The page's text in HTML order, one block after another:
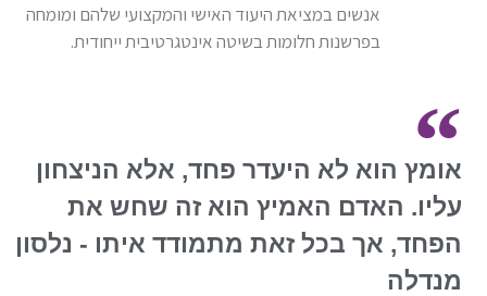
אנשים במציאת היעוד האישי והמקצועי שלהם ומומחה
בפרשנות חלומות בשיטה אינטגרטיבית ייחודית.
אומץ הוא לא היעדר פחד, אלא הניצחון
עליו. האדם האמיץ הוא זה שחש את
הפחד, אך בכל זאת מתמודד איתו - נלסון
מנדלה